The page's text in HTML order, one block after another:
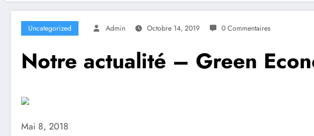
Uncategorized Admin Octobre 14, 2019 0 Commentaires
Notre actualité – Green
Mai 8, 2018